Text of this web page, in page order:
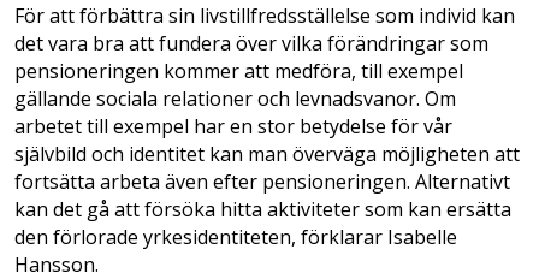
För att förbättra sin livstillfredsställelse som individ kan
det vara bra att fundera över vilka förändringar som
pensioneringen kommer att medföra, till exempel
gällande sociala relationer och levnadsvanor. Om
arbetet till exempel har en stor betydelse för vår
självbild och identitet kan man överväga möjligheten att
fortsätta arbeta även efter pensioneringen. Alternativt
kan det gå att försöka hitta aktiviteter som kan ersätta
den förlorade yrkes­identiteten, förklarar Isabelle
Hansson.